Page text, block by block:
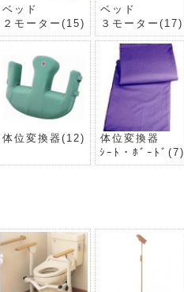
ベッド
２モーター (15)
ベッド
３モーター (17)
体位変換器 (12)
体位変換器
ｼｰﾄ・ﾎﾞｰﾄﾞ (7)